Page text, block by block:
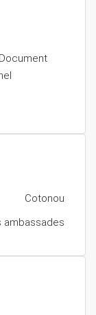
Cotonou
ambassades